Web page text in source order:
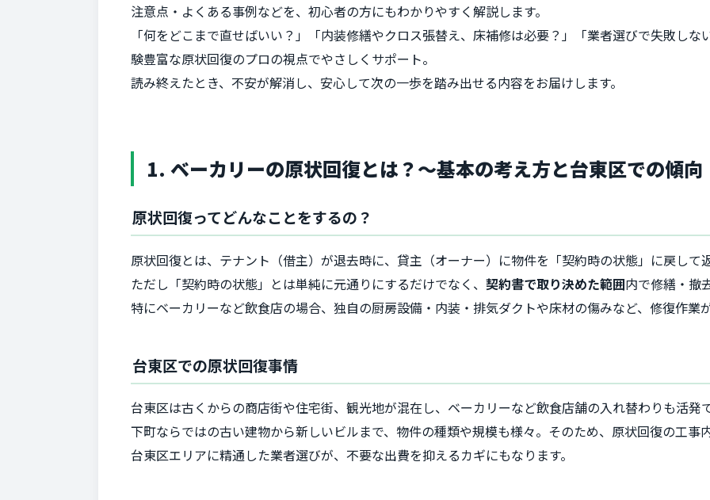
注意点・よくある事例などを、初心者の方にもわかりやすく解説します。
「何をどこまで直せばいい？」「内装修繕やクロス張替え、床補修は必要？」「業者選びで失敗しな
験豊富な原状回復のプロの視点でやさしくサポート。
読み終えたとき、不安が解消し、安心して次の一歩を踏み出せる内容をお届けします。
1. ベーカリーの原状回復とは？～基本の考え方と台東区での傾向
原状回復ってどんなことをするの？
原状回復とは、テナント（借主）が退去時に、貸主（オーナー）に物件を「契約時の状態」に戻して
ただし「契約時の状態」とは単純に元通りにするだけでなく、 契約書で取り決めた範囲内で修繕・撤
特にベーカリーなど飲食店の場合、独自の厨房設備・内装・排気ダクトや床材の傷みなど、修復作業
台東区での原状回復事情
台東区は古くからの商店街や住宅街、観光地が混在し、ベーカリーなど飲食店舗の入れ替わりも活発
下町ならではの古い建物から新しいビルまで、物件の種類や規模も様々。そのため、原状回復の工事
台東区エリアに精通した業者選びが、不要な出費を抑えるカギにもなります。